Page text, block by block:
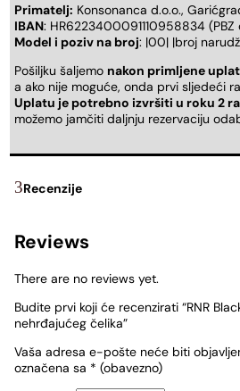
Primatelj: Konsonanca d.o.o.,
IBAN: HR6223400091110958834 (PBZ
Model i poziv na broj: |00| |broj
Pošiljku šaljemo nakon primljene
a ako nije moguće, onda prvi sljedeći
Uplatu je potrebno izvršiti u roku 2
možemo jamčiti daljnju rezervaciju
Recenzije
Reviews
There are no reviews yet.
Budite prvi koji će recenzirati “RNR
nehrđajućeg čelika”
Vaša adresa e-pošte neće biti
označena sa * (obavezno)